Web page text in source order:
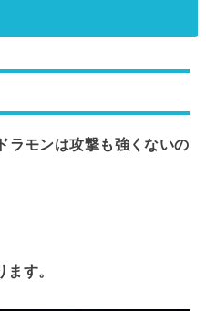
ラモンは攻撃も強くないの
す。